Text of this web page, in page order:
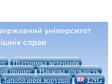
Підтримка ветеранів
процес
Наукова діяльність
Запобігання корупції ENG